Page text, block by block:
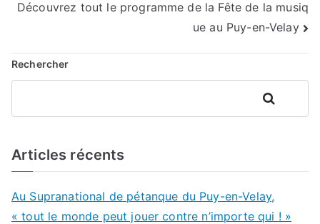
Découvrez tout le programme de la Fête de la musiq
ue au Puy-en-Velay
Rechercher
Rechercher
Articles récents
Au Supranational de pétanque du Puy-en-Velay,
« tout le monde peut jouer contre n’importe qui ! »